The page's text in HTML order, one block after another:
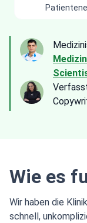
Wie es
Wir haben die
schnell,